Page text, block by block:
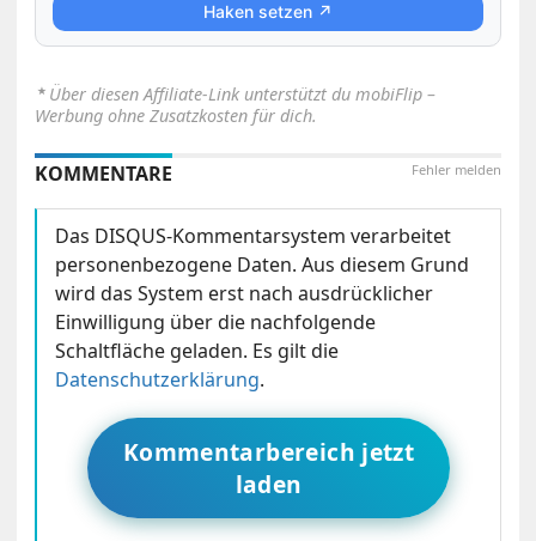
Haken setzen ↗
⋆ Über diesen Affiliate-Link unterstützt du mobiFlip –
Werbung ohne Zusatzkosten für dich.
Fehler melden
KOMMENTARE
Das DISQUS-Kommentarsystem verarbeitet
personenbezogene Daten. Aus diesem Grund
wird das System erst nach ausdrücklicher
Einwilligung über die nachfolgende
Schaltfläche geladen. Es gilt die
Datenschutzerklärung.
Kommentarbereich jetzt
laden